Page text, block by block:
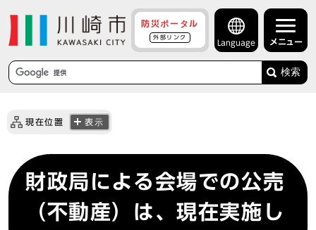
防災ポータル
外部リンク
Language メニュー
検索
現在位置 表示
財政局による会場での公売
（不動産）は、現在実施し